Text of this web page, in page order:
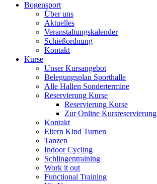
Bogensport
Über uns
Aktuelles
Veranstaltungskalender
Schießordnung
Kontakt
Kurse
Unser Kursangebot
Belegungsplan Sporthalle
Alle Hallen Sondertermine
Reservierung Kurse
Reservierung Kurse
Zur Online Kursreservierung
Kontakt
Eltern Kind Turnen
Tanzen
Indoor Cycling
Schlingentraining
Work it out
Functional Training